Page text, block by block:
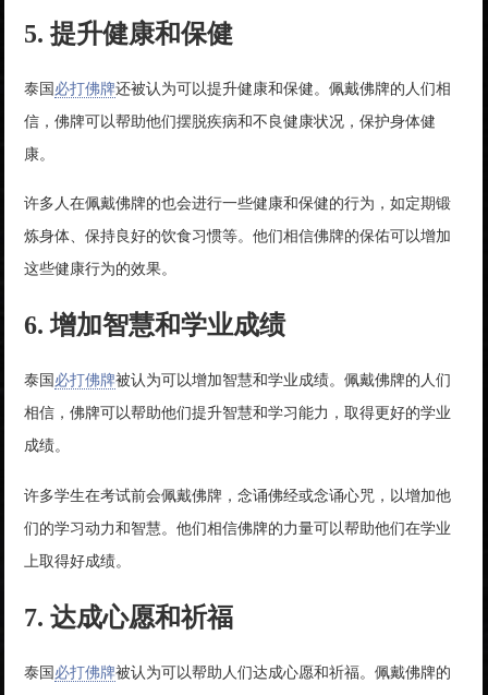
5. 提升健康和保健
泰国 必打佛牌还被认为可以提升健康和保健。佩戴佛牌的人们相
信，佛牌可以帮助他们摆脱疾病和不良健康状况，保护身体健
康。
许多人在佩戴佛牌的也会进行一些健康和保健的行为，如定期锻
炼身体、保持良好的饮食习惯等。他们相信佛牌的保佑可以增加
这些健康行为的效果。
6. 增加智慧和学业成绩
泰国 必打佛牌被认为可以增加智慧和学业成绩。佩戴佛牌的人们
相信，佛牌可以帮助他们提升智慧和学习能力，取得更好的学业
成绩。
许多学生在考试前会佩戴佛牌，念诵佛经或念诵心咒，以增加他
们的学习动力和智慧。他们相信佛牌的力量可以帮助他们在学业
上取得好成绩。
7. 达成心愿和祈福
泰国 必打佛牌被认为可以帮助人们达成心愿和祈福。佩戴佛牌的